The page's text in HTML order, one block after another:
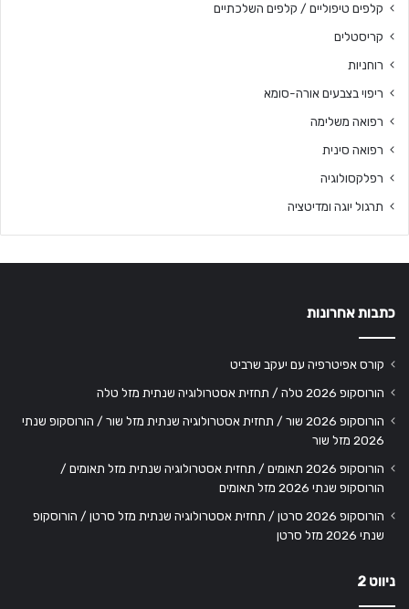
קלפים טיפוליים / קלפים השלכתיים
קריסטלים
רוחניות
ריפוי בצבעים אורה-סומא
רפואה משלימה
רפואה סינית
רפלקסולוגיה
תרגול יוגה ומדיטציה
כתבות אחרונות
קורס אפיטרפיה עם יעקב שרביט
הורוסקופ 2026 טלה / תחזית אסטרולוגיה שנתית מזל טלה
הורוסקופ 2026 שור / תחזית אסטרולוגיה שנתית מזל שור / הורוסקופ שנתי
2026 מזל שור
הורוסקופ 2026 תאומים / תחזית אסטרולוגיה שנתית מזל תאומים /
הורוסקופ שנתי 2026 מזל תאומים
הורוסקופ 2026 סרטן / תחזית אסטרולוגיה שנתית מזל סרטן / הורוסקופ
שנתי 2026 מזל סרטן
ניווט 2